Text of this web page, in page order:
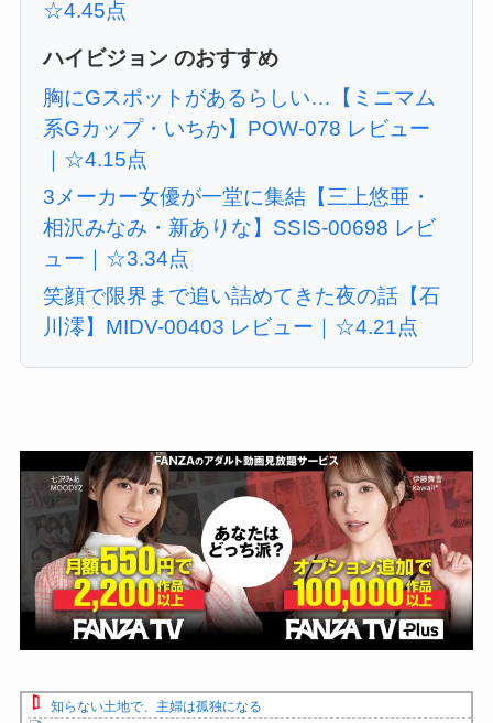
☆4.45点
ハイビジョン のおすすめ
胸にGスポットがあるらしい…【ミニマム
系Gカップ・いちか】POW-078 レビュー
｜☆4.15点
3メーカー女優が一堂に集結【三上悠亜・
相沢みなみ・新ありな】SSIS-00698 レビ
ュー｜☆3.34点
笑顔で限界まで追い詰めてきた夜の話【石
川澪】MIDV-00403 レビュー｜☆4.21点
知らない土地で、主婦は孤独になる